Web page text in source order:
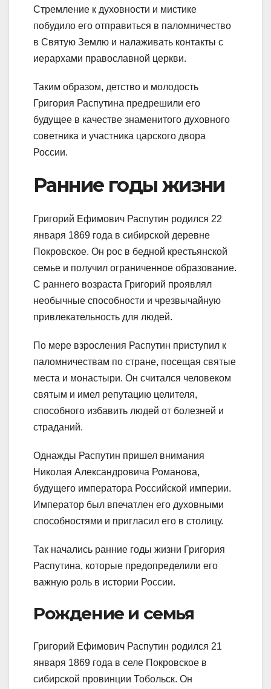
Стремление к духовности и мистике
побудило его отправиться в паломничество
в Святую Землю и налаживать контакты с
иерархами православной церкви.
Таким образом, детство и молодость
Григория Распутина предрешили его
будущее в качестве знаменитого духовного
советника и участника царского двора
России.
Ранние годы жизни
Григорий Ефимович Распутин родился 22
января 1869 года в сибирской деревне
Покровское. Он рос в бедной крестьянской
семье и получил ограниченное образование.
С раннего возраста Григорий проявлял
необычные способности и чрезвычайную
привлекательность для людей.
По мере взросления Распутин приступил к
паломничествам по стране, посещая святые
места и монастыри. Он считался человеком
святым и имел репутацию целителя,
способного избавить людей от болезней и
страданий.
Однажды Распутин пришел внимания
Николая Александровича Романова,
будущего императора Российской империи.
Император был впечатлен его духовными
способностями и пригласил его в столицу.
Так начались ранние годы жизни Григория
Распутина, которые предопределили его
важную роль в истории России.
Рождение и семья
Григорий Ефимович Распутин родился 21
января 1869 года в селе Покровское в
сибирской провинции Тобольск. Он